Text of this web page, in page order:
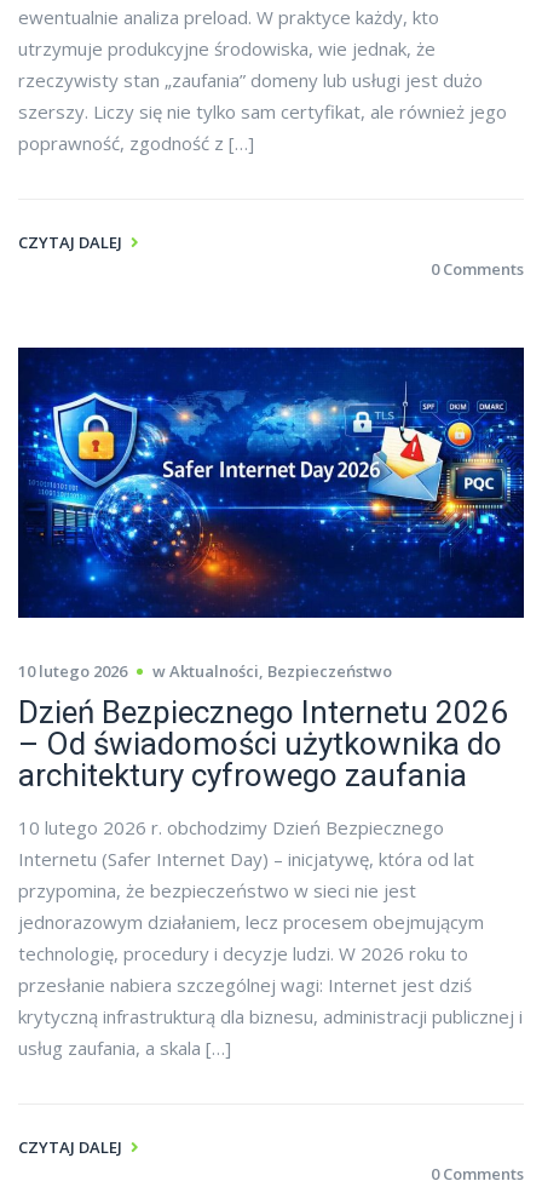
ewentualnie analiza preload. W praktyce każdy, kto
utrzymuje produkcyjne środowiska, wie jednak, że
rzeczywisty stan „zaufania” domeny lub usługi jest dużo
szerszy. Liczy się nie tylko sam certyfikat, ale również jego
poprawność, zgodność z […]
CZYTAJ DALEJ
0 Comments
10 lutego 2026 wAktualności, Bezpieczeństwo
Dzień Bezpiecznego Internetu 2026
– Od świadomości użytkownika do
architektury cyfrowego zaufania
10 lutego 2026 r. obchodzimy Dzień Bezpiecznego
Internetu (Safer Internet Day) – inicjatywę, która od lat
przypomina, że bezpieczeństwo w sieci nie jest
jednorazowym działaniem, lecz procesem obejmującym
technologię, procedury i decyzje ludzi. W 2026 roku to
przesłanie nabiera szczególnej wagi: Internet jest dziś
krytyczną infrastrukturą dla biznesu, administracji publicznej i
usług zaufania, a skala […]
CZYTAJ DALEJ
0 Comments